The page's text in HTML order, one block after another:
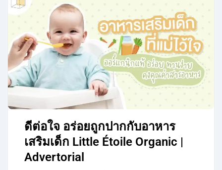
ดีต่อใจ อร่อยถูกปากกับอาหาร
เสริมเด็ก Little Étoile Organic |
Advertorial